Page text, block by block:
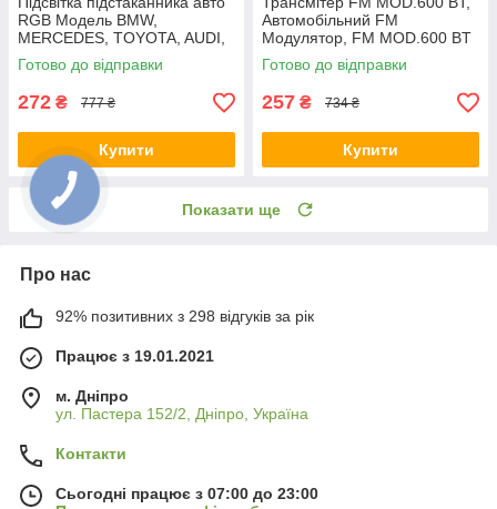
RGB Модель BMW,
MERCEDES, TOYOTA, AUDI,
LED підсвітка в машину
Готово до відправки
272 ₴ 777 ₴
Купити
Автомобільний FM
Модулятор, FM MOD.600 BT
Готово до відправки
257 ₴ 734 ₴
Купити
Показати ще
Про нас
92% позитивних з 298 відгуків за рік
Працює з 19.01.2021
м. Дніпро
ул. Пастера 152/2, Дніпро, Україна
Контакти
Сьогодні працює з 07:00 до 23:00